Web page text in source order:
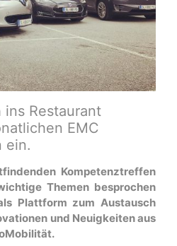
Restaurant
EMC
ein.
Kompetenztreffen
Themen besprochen
Plattform zum Austausch
und Neuigkeiten aus